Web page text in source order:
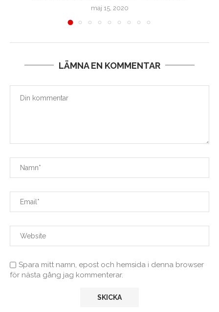
maj 15, 2020
LÄMNA EN KOMMENTAR
Spara mitt namn, epost och hemsida i denna browser
för nästa gång jag kommenterar.